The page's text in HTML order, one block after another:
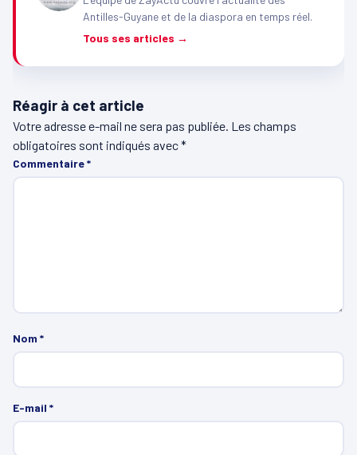
Antilles-Guyane et de la diaspora en temps réel.
Tous ses articles →
Réagir à cet article
Votre adresse e-mail ne sera pas publiée. Les champs
obligatoires sont indiqués avec*
Commentaire*
Nom *
E-mail *